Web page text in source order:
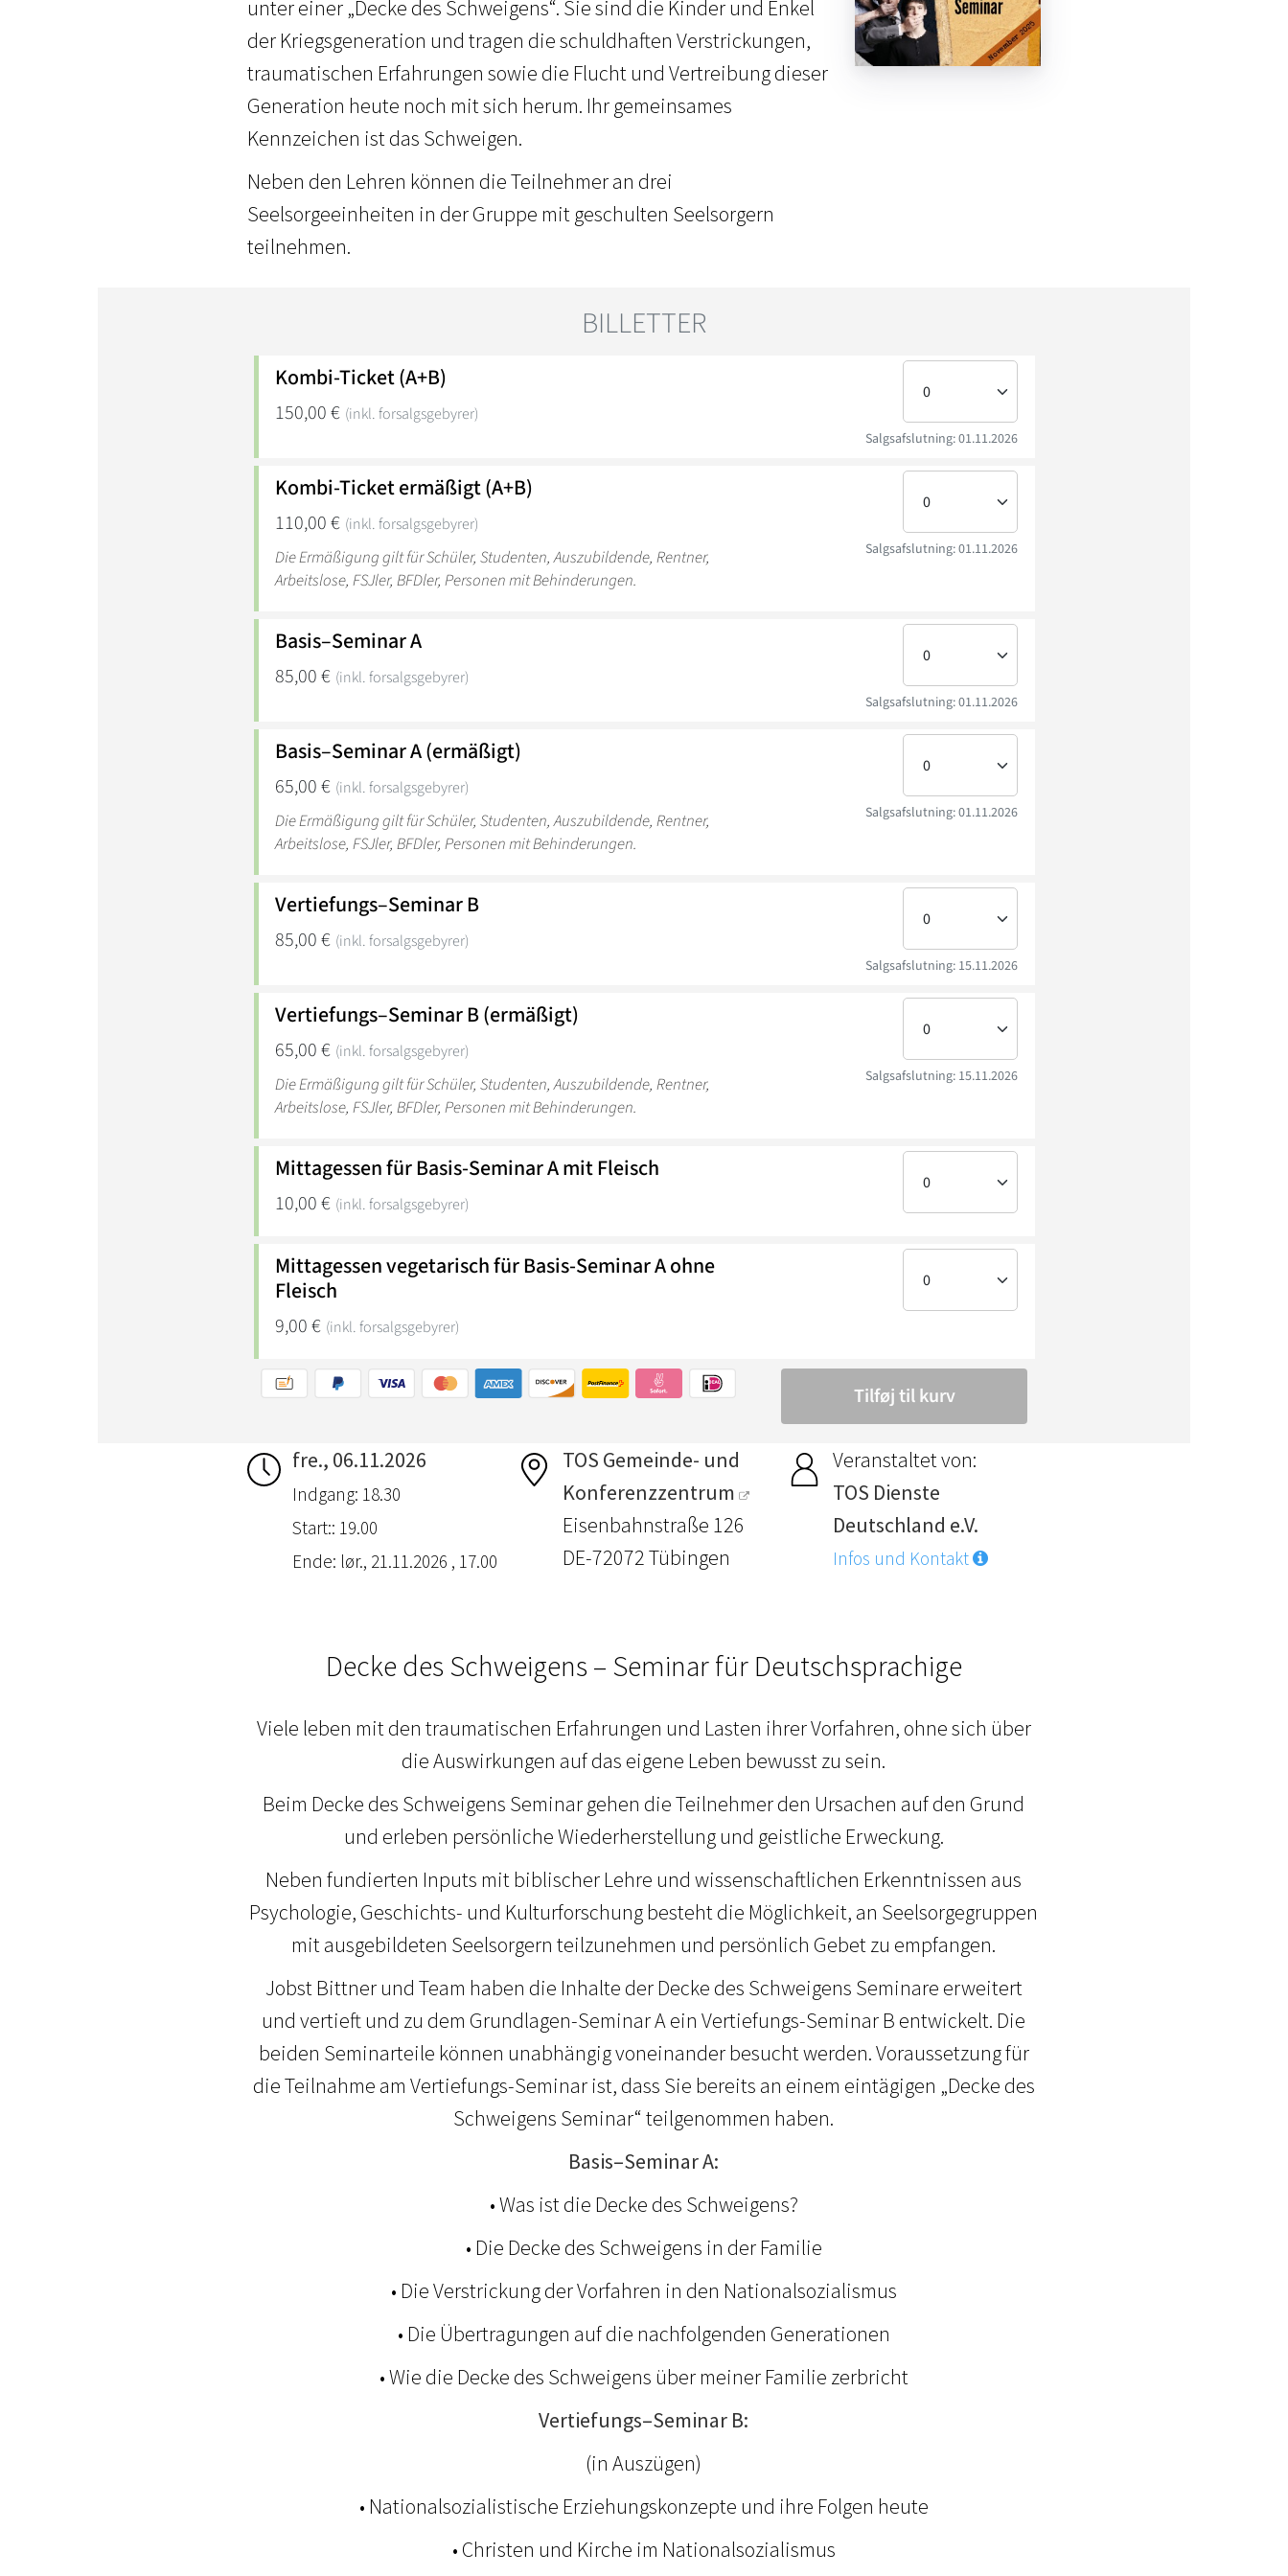
unter einer „Decke des Schweigens“. Sie sind die Kinder und Enkel
der Kriegsgeneration und tragen die schuldhaften Verstrickungen,
traumatischen Erfahrungen sowie die Flucht und Vertreibung dieser
Generation heute noch mit sich herum. Ihr gemeinsames
Kennzeichen ist das Schweigen.
Neben den Lehren können die Teilnehmer an drei
Seelsorgeeinheiten in der Gruppe mit geschulten Seelsorgern
teilnehmen.
fre., 06.11.2026
Indgang: 18.30
Start:: 19.00
Ende: lør., 21.11.2026 , 17.00
TOS Gemeinde- und
Konferenzzentrum
Eisenbahnstraße 126
DE-72072 Tübingen
Veranstaltet von:
TOS Dienste
Deutschland e.V.
Infos und Kontakt
Decke des Schweigens – Seminar für Deutschsprachige
Viele leben mit den traumatischen Erfahrungen und Lasten ihrer Vorfahren, ohne sich über
die Auswirkungen auf das eigene Leben bewusst zu sein.
Beim Decke des Schweigens Seminar gehen die Teilnehmer den Ursachen auf den Grund
und erleben persönliche Wiederherstellung und geistliche Erweckung.
Neben fundierten Inputs mit biblischer Lehre und wissenschaftlichen Erkenntnissen aus
Psychologie, Geschichts- und Kulturforschung besteht die Möglichkeit, an Seelsorgegruppen
mit ausgebildeten Seelsorgern teilzunehmen und persönlich Gebet zu empfangen.
Jobst Bittner und Team haben die Inhalte der Decke des Schweigens Seminare erweitert
und vertieft und zu dem Grundlagen-Seminar A ein Vertiefungs-Seminar B entwickelt. Die
beiden Seminarteile können unabhängig voneinander besucht werden. Voraussetzung für
die Teilnahme am Vertiefungs-Seminar ist, dass Sie bereits an einem eintägigen „Decke des
Schweigens Seminar“ teilgenommen haben.
Basis–Seminar A:
• Was ist die Decke des Schweigens?
• Die Decke des Schweigens in der Familie
• Die Verstrickung der Vorfahren in den Nationalsozialismus
• Die Übertragungen auf die nachfolgenden Generationen
• Wie die Decke des Schweigens über meiner Familie zerbricht
Vertiefungs–Seminar B:
(in Auszügen)
• Nationalsozialistische Erziehungskonzepte und ihre Folgen heute
• Christen und Kirche im Nationalsozialismus